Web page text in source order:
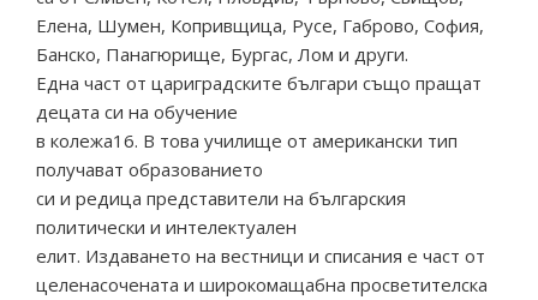
Елена, Шумен, Копривщица, Русе, Габрово, София,
Банско, Панагюрище, Бургас, Лом и други.
Една част от цариградските българи също пращат
децата си на обучение
в колежа16. В това училище от американски тип
получават образованието
си и редица представители на българския
политически и интелектуален
елит. Издаването на вестници и списания е част от
целенасочената и широкомащабна просветителска